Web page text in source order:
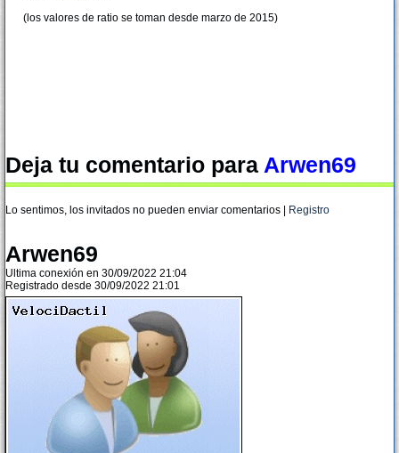
(los valores de ratio se toman desde marzo de 2015)
Deja tu comentario para Arwen69
Lo sentimos, los invitados no pueden enviar comentarios | Registro
Arwen69
Ultima conexión en 30/09/2022 21:04
Registrado desde 30/09/2022 21:01